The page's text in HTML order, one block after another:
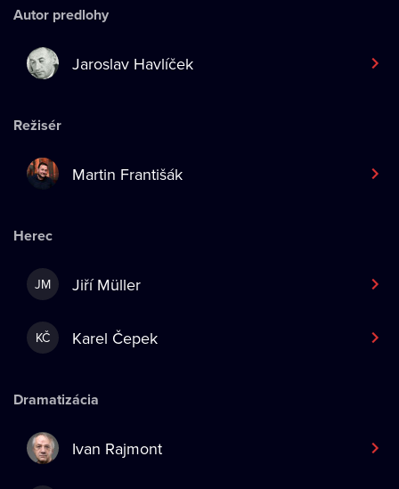
Autor predlohy
Jaroslav Havlíček
Režisér
Martin Františák
Herec
JM Jiří Müller
KČ Karel Čepek
Dramatizácia
Ivan Rajmont